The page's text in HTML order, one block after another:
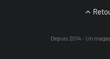
Depuis 2014 - Un